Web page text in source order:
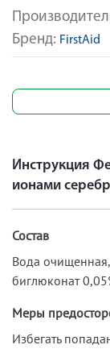
Бренд: FirstAid
Инструкция
ионами
Состав
Вода
биглюконат
Меры
Избегать